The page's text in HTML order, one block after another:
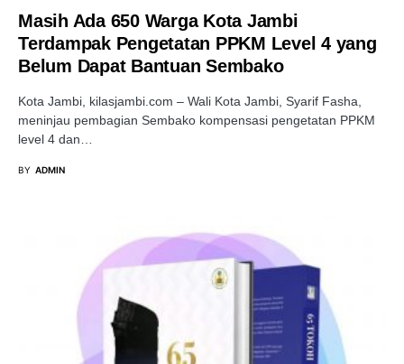
Masih Ada 650 Warga Kota Jambi
Terdampak Pengetatan PPKM Level 4 yang
Belum Dapat Bantuan Sembako
Kota Jambi, kilasjambi.com – Wali Kota Jambi, Syarif Fasha,
meninjau pembagian Sembako kompensasi pengetatan PPKM
level 4 dan…
BY ADMIN